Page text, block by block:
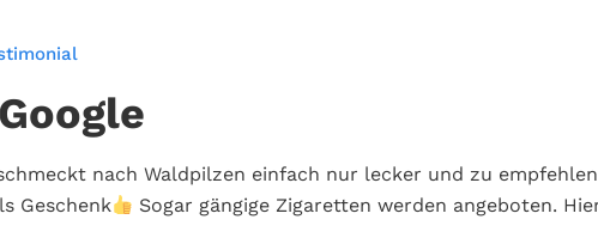
nach Waldpilzen einfach nur lecker und zu
Geschenk
Sogar gängige Zigaretten werden angeboten.